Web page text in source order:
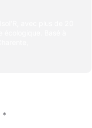
*